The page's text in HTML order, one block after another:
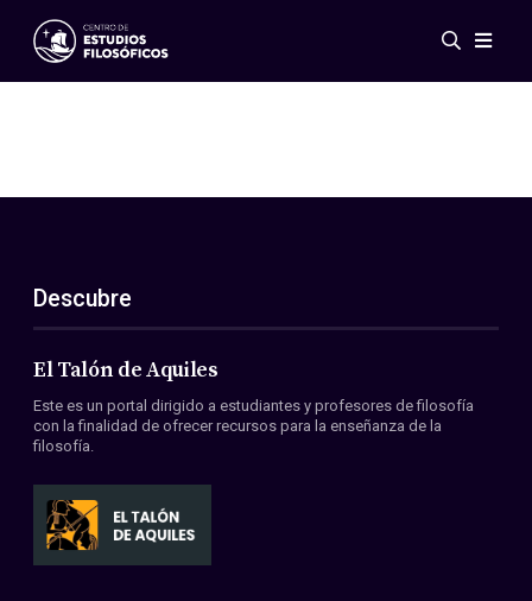
Eventos
ES
EN
Acerca de nosotros
Miembros
Convenios
Descubre
El Talón de Aquiles
Este es un portal dirigido a estudiantes y profesores de filosofía
con la finalidad de ofrecer recursos para la enseñanza de la
filosofía.